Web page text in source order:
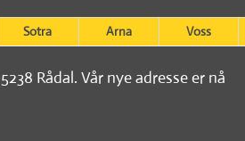
Sotra Arna Voss
Rådal. Vår nye adresse er nå